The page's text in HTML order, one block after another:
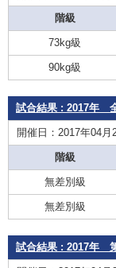
階級
73kg級
90kg級
試合結果 : 2017年
開催日：2017年04月
階級
無差別級
無差別級
試合結果 : 2017年